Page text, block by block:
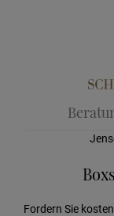
Fordern Sie